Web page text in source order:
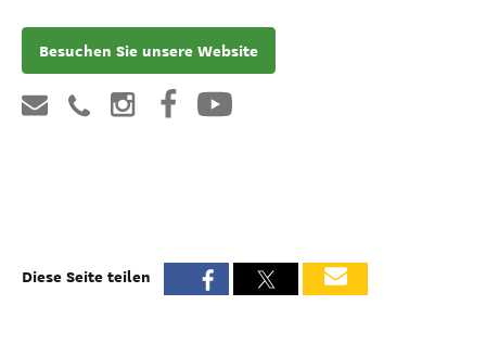
Besuchen Sie unsere Website
Diese Seite teilen